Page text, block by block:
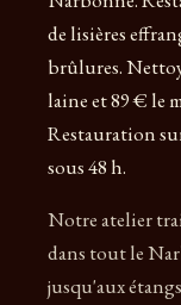
de lisières
brûlures.
laine et 89 € le
Restauration
sous 48 h.
Notre atelier
dans tout le
jusqu'aux